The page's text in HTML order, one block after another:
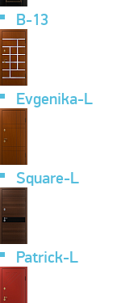
B-13
Evgenika-L
Square-L
Patrick-L